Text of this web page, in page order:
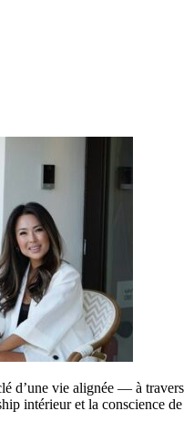
d’une vie alignée — à travers
intérieur et la conscience de